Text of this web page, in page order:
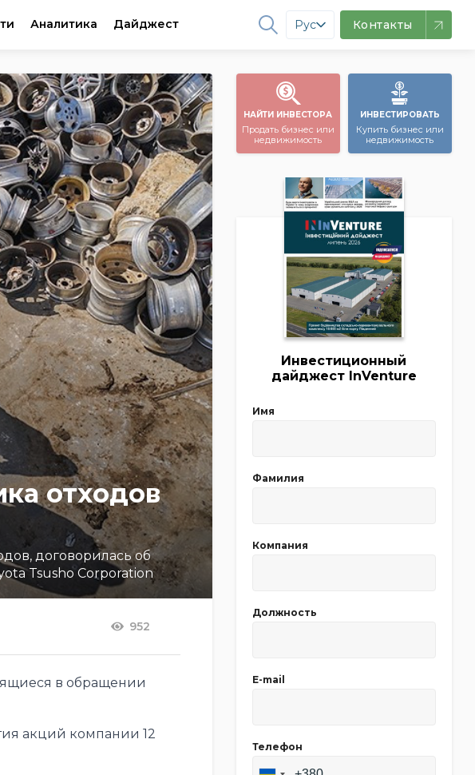
Аналитика Дайджест Рус Контакты
отходов
договорилась об
Tsusho Corporation
952
в обращении
акций компании 12
НАЙТИ ИНВЕСТОРА
Продать бизнес или
недвижимость
ИНВЕСТИРОВАТЬ
Купить бизнес или
недвижимость
Инвестиционный
дайджест InVenture
Имя
Фамилия
Компания
Должность
E-mail
Телефон